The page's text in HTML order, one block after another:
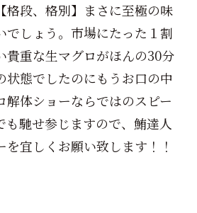
格段、格別】まさに至極の味
でしょう。市場にたった１割
貴重な生マグロがほんの30分
状態でしたのにもうお口の中
解体ショーならではのスピー
も馳せ参じますので、鮪達人
宜しくお願い致します！！